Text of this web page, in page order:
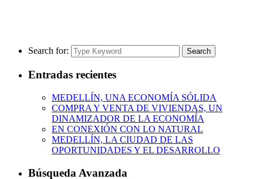
Search for: Search
Entradas recientes
MEDELLÍN, UNA ECONOMÍA SÓLIDA
COMPRA Y VENTA DE VIVIENDAS, UN
DINAMIZADOR DE LA ECONOMÍA
EN CONEXIÓN CON LO NATURAL
MEDELLÍN, LA CIUDAD DE LAS
OPORTUNIDADES Y EL DESARROLLO
Búsqueda Avanzada